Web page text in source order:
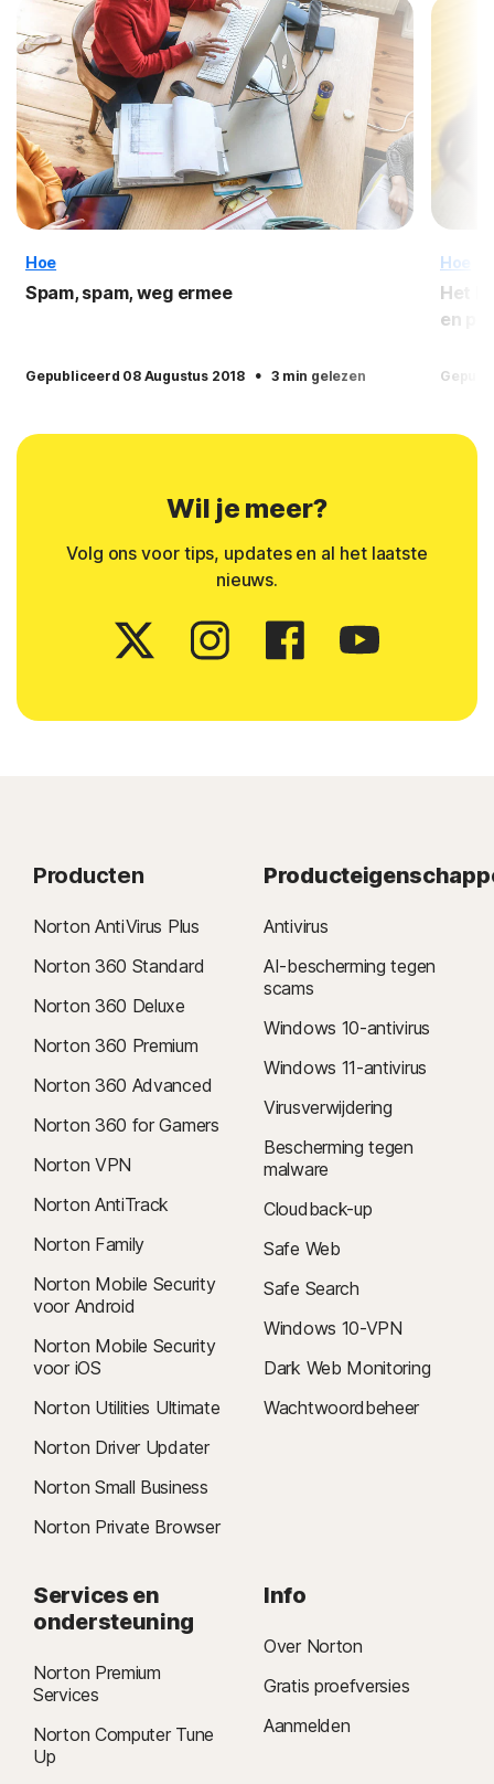
Hoe
Spam, spam, weg ermee
Gepubliceerd 08 Augustus 2018 · 3 min gelezen
Hoe
Het
en
Wil je meer?
Volg ons voor tips, updates en al het laatste
nieuws.
Producten
Norton AntiVirus Plus
Norton 360 Standard
Norton 360 Deluxe
Norton 360 Premium
Norton 360 Advanced
Norton 360 for Gamers
Norton VPN
Norton AntiTrack
Norton Family
Norton Mobile Security
voor Android
Norton Mobile Security
voor iOS
Norton Utilities Ultimate
Norton Driver Updater
Norton Small Business
Norton Private Browser
Antivirus
AI-bescherming tegen
scams
Windows 10-antivirus
Windows 11-antivirus
Virusverwijdering
Bescherming tegen
malware
Cloudback-up
Safe Web
Safe Search
Windows 10-VPN
Dark Web Monitoring
Wachtwoordbeheer
Services en
ondersteuning
Norton Premium
Services
Norton Computer Tune
Up
Info
Over Norton
Gratis proefversies
Aanmelden